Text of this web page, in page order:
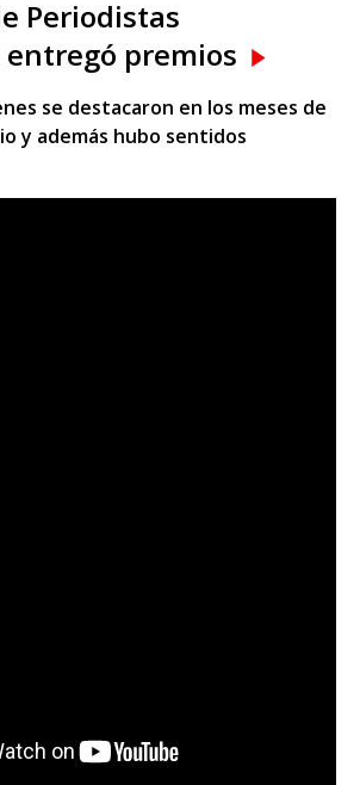
Periodistas
premios
se destacaron en los meses de
y además hubo sentidos